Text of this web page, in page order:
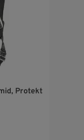
Protekt